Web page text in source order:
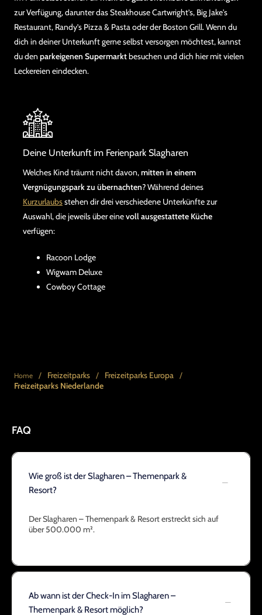
zur Verfügung, darunter das Steakhouse Cartwright’s, Big Jake's
Restaurant, Randy’s Pizza & Pasta oder der Boston Grill. Wenn du
dich in deiner Unterkunft gerne selbst versorgen möchtest, kannst
du den parkeigenen Supermarktbesuchen und dich hier mit vielen
Leckereien eindecken.
Deine Unterkunft im Ferienpark Slagharen
Welches Kind träumt nicht davon,mitten in einem
Vergnügungspark zu übernachten? Während deines
Kurzurlaubsstehen dir drei verschiedene Unterkünfte zur
Auswahl, die jeweils über einevoll ausgestattete Küche
verfügen:
Racoon Lodge
Wigwam Deluxe
Cowboy Cottage
Home / Freizeitparks / Freizeitparks Europa /
Freizeitparks Niederlande
FAQ
Wie groß ist der Slagharen – Themenpark &
Resort?
Der Slagharen – Themenpark & Resort erstreckt sich auf
über 500.000 m².
Ab wann ist der Check-In im Slagharen –
Themenpark & Resort möglich?